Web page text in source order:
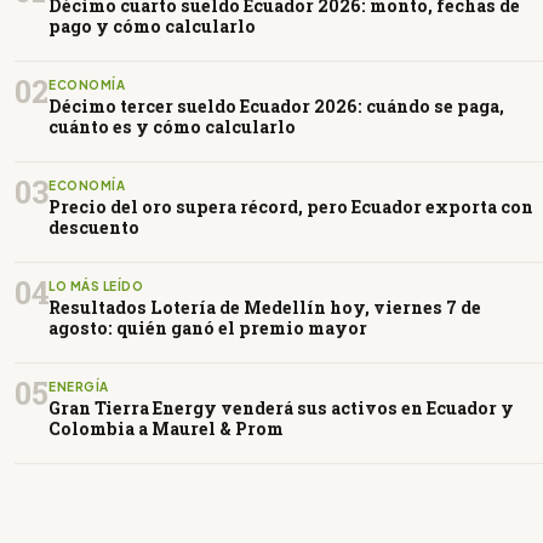
Décimo cuarto sueldo Ecuador 2026: monto, fechas de
pago y cómo calcularlo
02ECONOMÍA
Décimo tercer sueldo Ecuador 2026: cuándo se paga,
cuánto es y cómo calcularlo
03ECONOMÍA
Precio del oro supera récord, pero Ecuador exporta con
descuento
04LO MÁS LEÍDO
Resultados Lotería de Medellín hoy, viernes 7 de
agosto: quién ganó el premio mayor
05ENERGÍA
Gran Tierra Energy venderá sus activos en Ecuador y
Colombia a Maurel & Prom